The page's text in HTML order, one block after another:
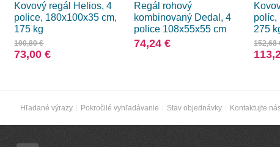
Kovový regál Helios, 4
police, 180x100x35 cm,
175 kg
100,80 €
73,00 €
Regál rohový
kombinovaný Dedal, 4
police 108x55x55 cm
74,24 €
políc,
275
152,68
Hľadané výrazy Pokročilé vyhľadávanie Stav objednávky Kontaktujte